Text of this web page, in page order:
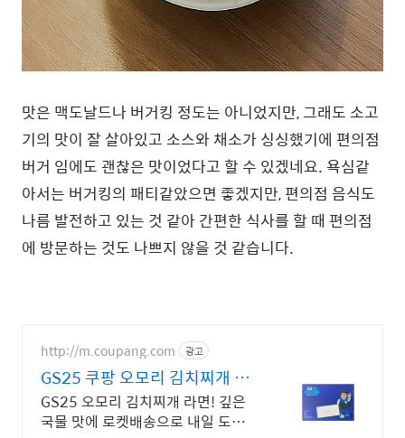
맛은 맥도날드나 버거킹 정도는 아니었지만, 그래도 소고
기의 맛이 잘 살아있고 소스와 채소가 싱싱했기에 편의점
버거 임에도 괜찮은 맛이었다고 할 수 있겠네요. 욕심같
아서는 버거킹의 패티같았으면 좋겠지만, 편의점 음식도
나름 발전하고 있는 것 같아 간편한 식사를 할 때 편의점
에 방문하는 것도 나쁘지 않을 것 같습니다.
http://m.coupang.com 광고
GS25 쿠팡 오모리 김치찌개 라
면
GS25 오모리 김치찌개 라면! 깊은
국물 맛에 로켓배송으로 내일 도착!